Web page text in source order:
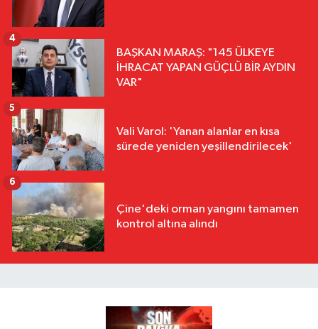
BAŞKAN MARAŞ: "145 ÜLKEYE
İHRACAT YAPAN GÜÇLÜ BİR AYDIN
VAR"
4
Vali Varol: 'Yanan alanlar en kısa
sürede yeniden yeşillendirilecek'
5
Çine'deki orman yangını tamamen
kontrol altına alındı
6